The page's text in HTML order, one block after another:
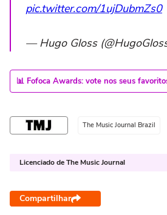
pic.twitter.com/1ujDubmZs0
— Hugo Gloss
📊 Fofoca Awards: vote nos seus
The Music Journal Brazil
Licenciado de The Music Journal
Compartilhar